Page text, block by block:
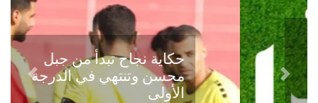
حكاية نجاح تبدأ من جبل
محسن وتنتهي في الدرجة
الأولىPrevious
Next